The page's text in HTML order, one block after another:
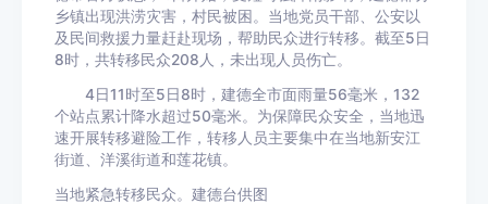
乡镇出现洪涝灾害，村民被困。当地党员干部、公安以
及民间救援力量赶赴现场，帮助民众进行转移。截至5日
8时，共转移民众208人，未出现人员伤亡。
4日11时至5日8时，建德全市面雨量56毫米，132
个站点累计降水超过50毫米。为保障民众安全，当地迅
速开展转移避险工作，转移人员主要集中在当地新安江
街道、洋溪街道和莲花镇。
当地紧急转移民众。建德台供图